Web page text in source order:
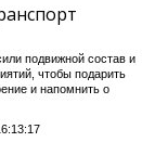
подвижной состав и
чтобы подарить
и напомнить о